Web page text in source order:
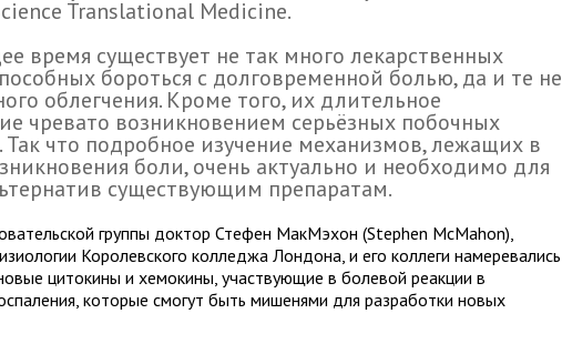
Translational Medicine.
время существует не так много лекарственных
бороться с долговременной болью, да и те не
облегчения. Кроме того, их длительное
чревато возникновением серьёзных побочных
Так что подробное изучение механизмов, лежащих в
боли, очень актуально и необходимо для
существующим препаратам.
группы доктор Стефен МакМэхон (Stephen McMahon),
Королевского колледжа Лондона, и его коллеги намеревались
цитокины и хемокины, участвующие в болевой реакции в
которые смогут быть мишенями для разработки новых